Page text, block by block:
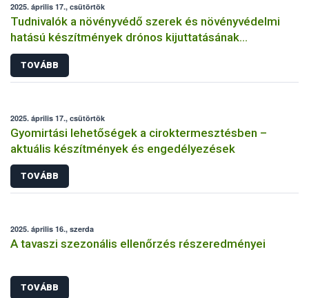
2025. április 17., csütörtök
Tudnivalók a növényvédő szerek és növényvédelmi
hatású készítmények drónos kijuttatásának
kérelmezéséről
TOVÁBB
2025. április 17., csütörtök
Gyomirtási lehetőségek a ciroktermesztésben –
aktuális készítmények és engedélyezések
TOVÁBB
2025. április 16., szerda
A tavaszi szezonális ellenőrzés részeredményei
TOVÁBB